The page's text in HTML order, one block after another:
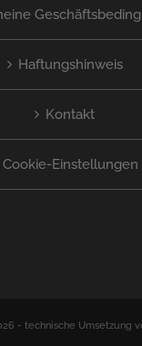
Haftungshinweis
Kontakt
Cookie-Einstellungen
- technische Umsetzung